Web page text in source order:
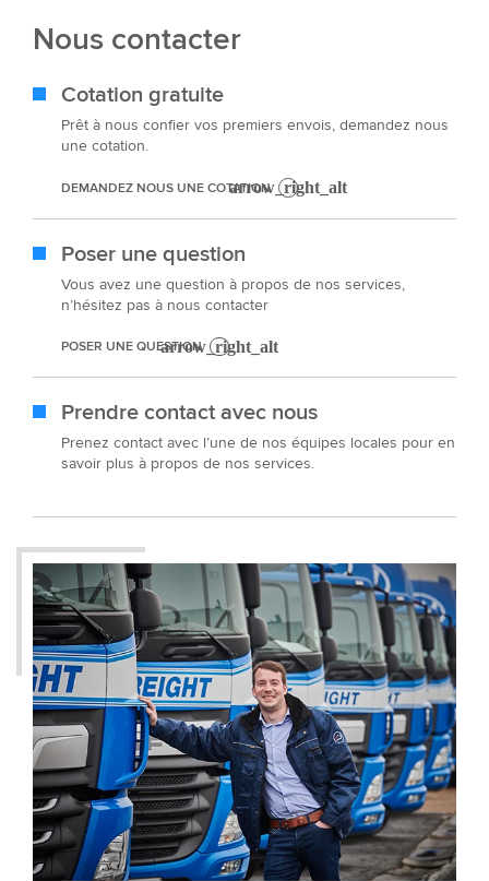
Nous contacter
Cotation gratuite
Prêt à nous confier vos premiers envois, demandez nous
une cotation.
DEMANDEZ NOUS UNE COTATION
Poser une question
Vous avez une question à propos de nos services,
n’hésitez pas à nous contacter
POSER UNE QUESTION
Prendre contact avec nous
Prenez contact avec l’une de nos équipes locales pour en
savoir plus à propos de nos services.